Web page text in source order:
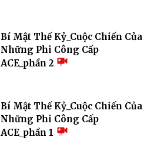
Bí Mật Thế Kỷ_Cuộc Chiến Của
Những Phi Công Cấp
ACE_phần 2
Bí Mật Thế Kỷ_Cuộc Chiến Của
Những Phi Công Cấp
ACE_phần 1